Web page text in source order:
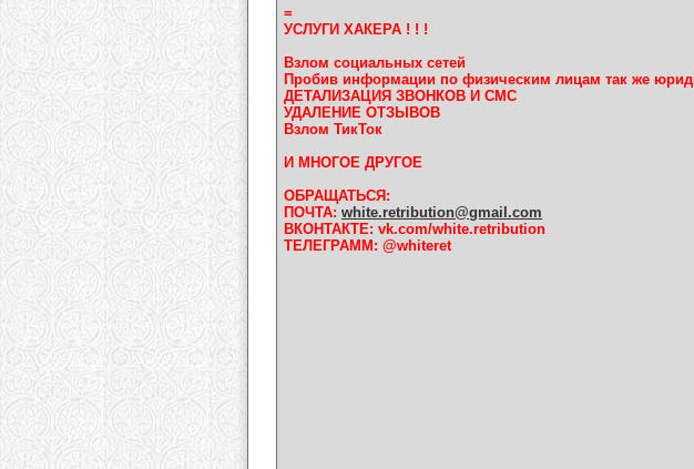
=
УСЛУГИ ХАКЕРА ! ! !
Взлом социальных сетей
Пробив информации по физическим лицам так же
ДЕТАЛИЗАЦИЯ ЗВОНКОВ И СМС
УДАЛЕНИЕ ОТЗЫВОВ
Взлом ТикТок
И МНОГОЕ ДРУГОЕ
ОБРАЩАТЬСЯ:
ПОЧТА: white.retribution@gmail.com
ВКОНТАКТЕ: vk.com/white.retribution
ТЕЛЕГРАММ: @whiteret